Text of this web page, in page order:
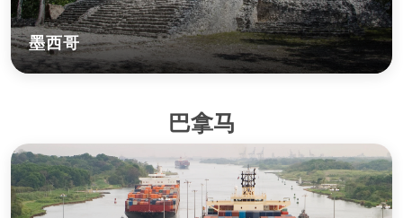
墨西哥
巴拿马